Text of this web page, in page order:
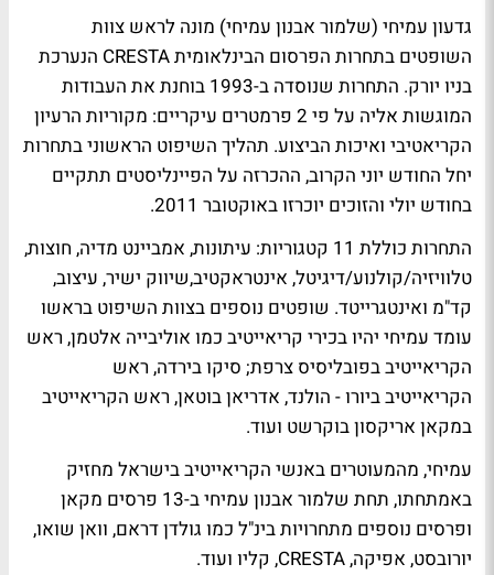
גדעון עמיחי (שלמור אבנון עמיחי) מונה לראש צוות
השופטים בתחרות הפרסום הבינלאומית CRESTA הנערכת
בניו יורק. התחרות שנוסדה ב-1993 בוחנת את העבודות
המוגשות אליה על פי 2 פרמטרים עיקריים: מקוריות הרעיון
הקריאטיבי ואיכות הביצוע. תהליך השיפוט הראשוני בתחרות
יחל החודש יוני הקרוב, ההכרזה על הפיינליסטים תתקיים
בחודש יולי והזוכים יוכרזו באוקטובר 2011.
התחרות כוללת 11 קטגוריות: עיתונות, אמביינט מדיה, חוצות,
טלוויזיה/קולנוע/דיגיטל, אינטראקטיב,שיווק ישיר, עיצוב,
קד"מ ואינטגרייטד. שופטים נוספים בצוות השיפוט בראשו
עומד עמיחי יהיו בכירי קריאייטיב כמו אוליבייה אלטמן, ראש
הקריאייטיב בפובליסיס צרפת; סיקו בירדה, ראש
הקריאייטיב ביורו - הולנד, אדריאן בוטאן, ראש הקריאייטיב
במקאן אריקסון בוקרשט ועוד.
עמיחי, מהמעוטרים באנשי הקריאייטיב בישראל מחזיק
באמתחתו, תחת שלמור אבנון עמיחי ב-13 פרסים מקאן
ופרסים נוספים מתחרויות בינ"ל כמו גולדן דראם, וואן שואו,
יורובסט, אפיקה, CRESTA, קליו ועוד.